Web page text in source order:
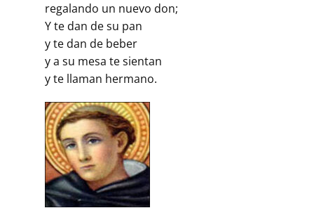
regalando un nuevo don;
Y te dan de su pan
y te dan de beber
y a su mesa te sientan
y te llaman hermano.